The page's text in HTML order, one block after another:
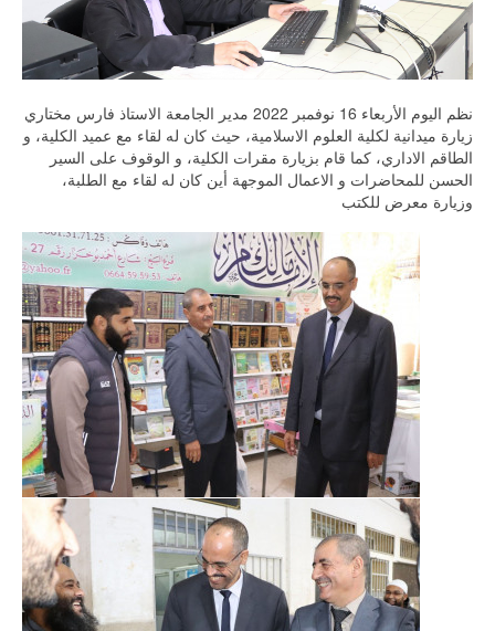
نظم اليوم الأربعاء 16 نوفمبر 2022 مدير الجامعة الاستاذ فارس مختاري
زيارة ميدانية لكلية العلوم الاسلامية، حيث كان له لقاء مع عميد الكلية، و
الطاقم الاداري، كما قام بزيارة مقرات الكلية، و الوقوف على السير
الحسن للمحاضرات و الاعمال الموجهة أين كان له لقاء مع الطلبة،
وزيارة معرض للكتب